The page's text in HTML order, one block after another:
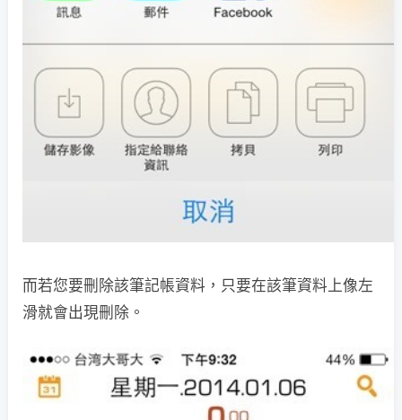
而若您要刪除該筆記帳資料，只要在該筆資料上像左
滑就會出現刪除。